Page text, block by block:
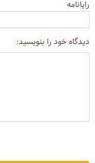
رایانامه
دیدگاه خود را بنویسید: